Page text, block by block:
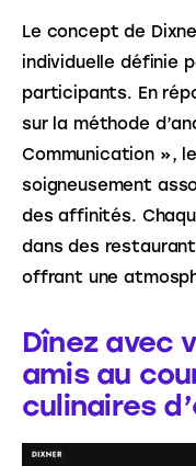
Le concept de
individuelle définie
participants. En
sur la méthode
Communication »,
soigneusement
des affinités.
dans des
offrant une
Dînez avec
amis au
culinaires